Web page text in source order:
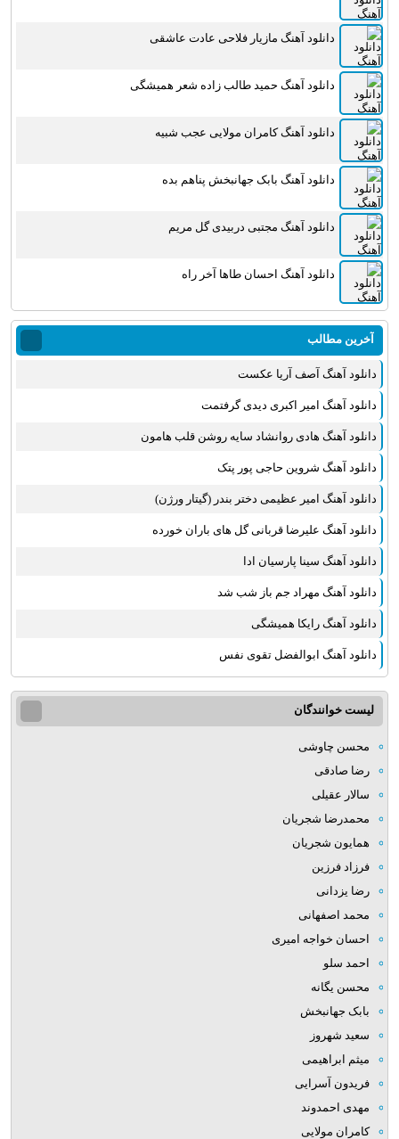
دانلود آهنگ مازیار فلاحی عادت عاشقی
دانلود آهنگ حمید طالب زاده شعر همیشگی
دانلود آهنگ کامران مولایی عجب شبیه
دانلود آهنگ بابک جهانبخش پناهم بده
دانلود آهنگ مجتبی دربیدی گل مریم
دانلود آهنگ احسان طاها آخر راه
آخرین مطالب
دانلود آهنگ آصف آریا عکست
دانلود آهنگ امیر اکبری دیدی گرفتمت
دانلود آهنگ هادی روانشاد سایه روشن قلب هامون
دانلود آهنگ شروین حاجی پور پتک
دانلود آهنگ امیر عظیمی دختر بندر (گیتار ورژن)
دانلود آهنگ علیرضا قربانی گل های باران خورده
دانلود آهنگ سینا پارسیان ادا
دانلود آهنگ مهراد جم باز شب شد
دانلود آهنگ رایکا همیشگی
دانلود آهنگ ابوالفضل تقوی نفس
لیست خوانندگان
محسن چاوشی
رضا صادقی
سالار عقیلی
محمدرضا شجریان
همایون شجریان
فرزاد فرزین
رضا یزدانی
محمد اصفهانی
احسان خواجه امیری
احمد سلو
محسن یگانه
بابک جهانبخش
سعید شهروز
میثم ابراهیمی
فریدون آسرایی
مهدی احمدوند
کامران مولایی